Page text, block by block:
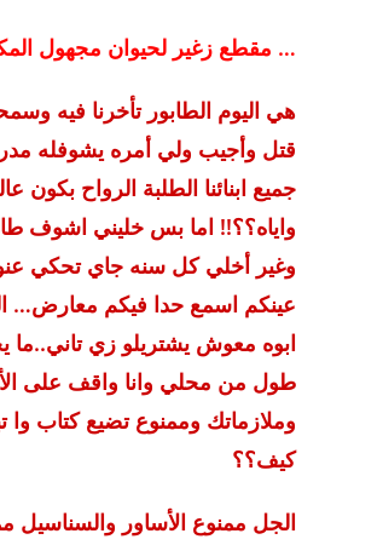
… مقطع زغير لحيوان مجهول
هي اليوم الطابور تأخرنا فيه
قتل وأجيب ولي أمره يشوفله
جميع ابنائنا الطلبة الرواح
واياه؟؟!! اما بس خليني اشوف
وغير أخلي كل سنه جاي تحكي
عينكم اسمع حدا فيكم معارض…
ابوه معوش يشتريلو زي
طول من محلي وانا واقف على
وملازماتك وممنوع تضيع كتاب
كيف؟؟
الجل ممنوع الأساور والسناسيل